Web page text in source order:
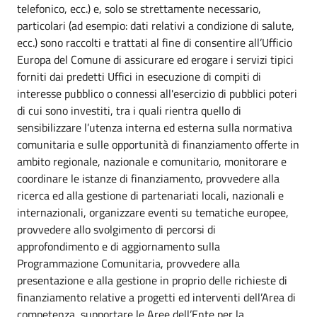
telefonico, ecc.) e, solo se strettamente necessario,
particolari (ad esempio: dati relativi a condizione di salute,
ecc.) sono raccolti e trattati al fine di consentire all’Ufficio
Europa del Comune di assicurare ed erogare i servizi tipici
forniti dai predetti Uffici in esecuzione di compiti di
interesse pubblico o connessi all'esercizio di pubblici poteri
di cui sono investiti, tra i quali rientra quello di
sensibilizzare l’utenza interna ed esterna sulla normativa
comunitaria e sulle opportunità di finanziamento offerte in
ambito regionale, nazionale e comunitario, monitorare e
coordinare le istanze di finanziamento, provvedere alla
ricerca ed alla gestione di partenariati locali, nazionali e
internazionali, organizzare eventi su tematiche europee,
provvedere allo svolgimento di percorsi di
approfondimento e di aggiornamento sulla
Programmazione Comunitaria, provvedere alla
presentazione e alla gestione in proprio delle richieste di
finanziamento relative a progetti ed interventi dell’Area di